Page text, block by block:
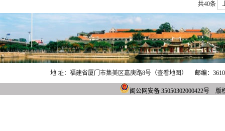
共40条
地 址：福建省厦门市集美区嘉庚路8号（查看地图） 邮编：
闽公网安备 35050302000422号